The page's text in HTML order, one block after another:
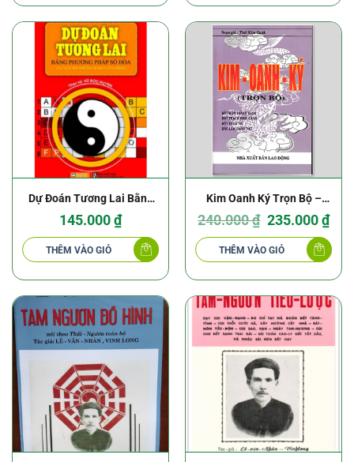
Dự Đoán Tương Lai Bằng
Phương Pháp Số Hóa
145.000₫
THÊM VÀO GIỎ
Kim Oanh Ký Trọn Bộ –
Soạn Giả Thái Kim Oanh
240.000₫ Giá
gốc
240.000 ₫.
235.000₫Giá
hiện
là:
THÊM VÀO GIỎ